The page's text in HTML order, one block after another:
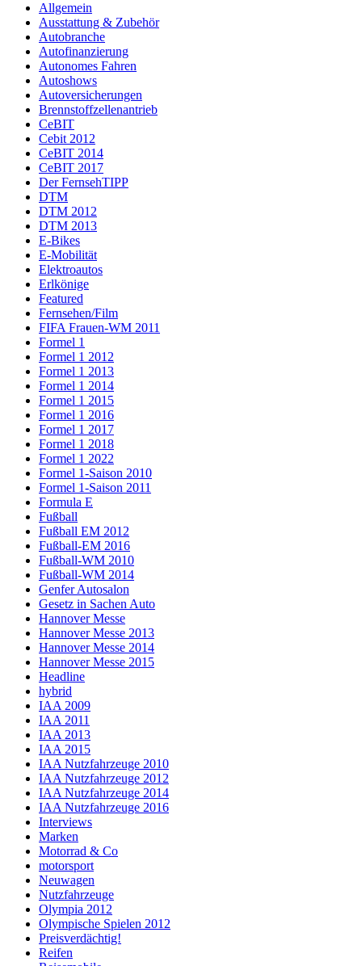
Allgemein
Ausstattung & Zubehör
Autobranche
Autofinanzierung
Autonomes Fahren
Autoshows
Autoversicherungen
Brennstoffzellenantrieb
CeBIT
Cebit 2012
CeBIT 2014
CeBIT 2017
Der FernsehTIPP
DTM
DTM 2012
DTM 2013
E-Bikes
E-Mobilität
Elektroautos
Erlkönige
Featured
Fernsehen/Film
FIFA Frauen-WM 2011
Formel 1
Formel 1 2012
Formel 1 2013
Formel 1 2014
Formel 1 2015
Formel 1 2016
Formel 1 2017
Formel 1 2018
Formel 1 2022
Formel 1-Saison 2010
Formel 1-Saison 2011
Formula E
Fußball
Fußball EM 2012
Fußball-EM 2016
Fußball-WM 2010
Fußball-WM 2014
Genfer Autosalon
Gesetz in Sachen Auto
Hannover Messe
Hannover Messe 2013
Hannover Messe 2014
Hannover Messe 2015
Headline
hybrid
IAA 2009
IAA 2011
IAA 2013
IAA 2015
IAA Nutzfahrzeuge 2010
IAA Nutzfahrzeuge 2012
IAA Nutzfahrzeuge 2014
IAA Nutzfahrzeuge 2016
Interviews
Marken
Motorrad & Co
motorsport
Neuwagen
Nutzfahrzeuge
Olympia 2012
Olympische Spielen 2012
Preisverdächtig!
Reifen